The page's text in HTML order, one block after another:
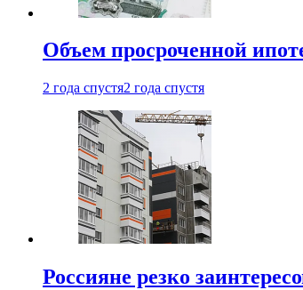
Объем просроченной
2 года спустя2 года спустя
Россияне резко